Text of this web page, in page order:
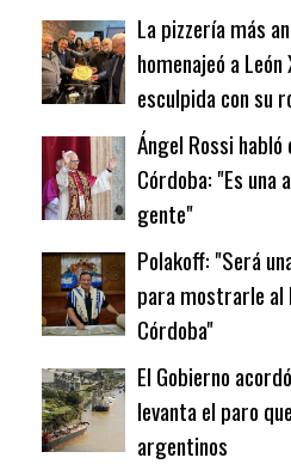
La pizzería más
homenajeó a
esculpida con su
Ángel Rossi
Córdoba: "Es una
gente"
Polakoff: "Será
para mostrarle al
Córdoba"
El Gobierno
levanta el paro
argentinos